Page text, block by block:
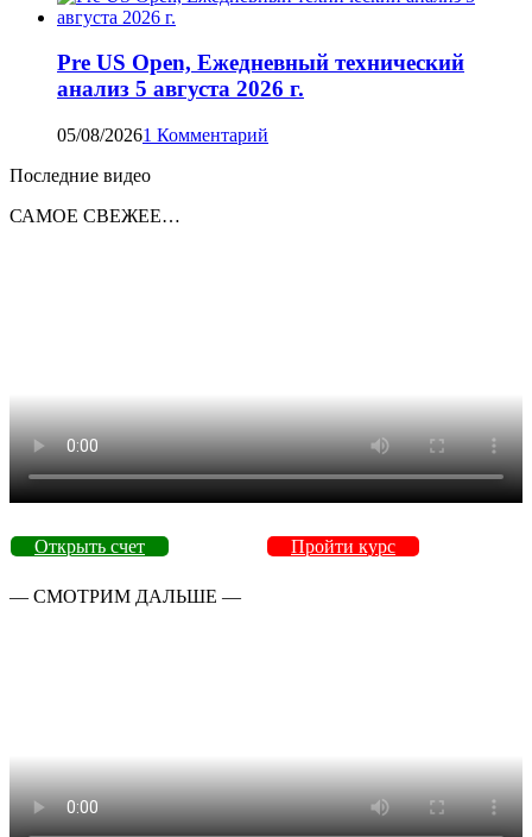
Pre US Open, Ежедневный технический
анализ 5 августа 2026 г.
05/08/20261 Комментарий
Последние видео
САМОЕ СВЕЖЕЕ…
Открыть счет Пройти курс
— СМОТРИМ ДАЛЬШЕ —